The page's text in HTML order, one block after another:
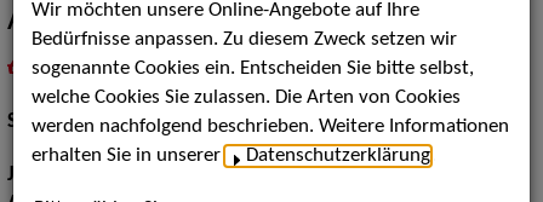
Almut Liedke
als PDF speichern
inMeine Merklistelegen
Schauspiel:Bühne, Film und TV
Jahrgang:
Wir möchten unsere Online-Angebote auf Ihre
Bedürfnisse anpassen. Zu diesem Zweck setzen wir
sogenannte Cookies ein. Entscheiden Sie bitte selbst,
welche Cookies Sie zulassen. Die Arten von Cookies
werden nachfolgend beschrieben. Weitere Informationen
erhalten Sie in unserer
Datenschutzerklärung